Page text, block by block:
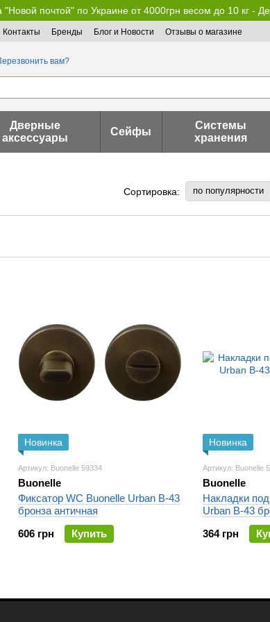
"Новой почтой" по Украине от 4000грн весом до 10 кг -
Контакты Бренды Блог и Новости
Отзывы о магазине
вам?
Дверные
аксессуары
Сейфы
Системы
хранения
Сортировка: по популярности
Новинка
Артикул: Buonelle 59334
Buonelle
Фиксатор WC Buonelle Urban B-43
бронза античная
606 грн
Купить
Новинка
Артикул: Buonelle
Buonelle
Накладки
Urban B-43
364 грн